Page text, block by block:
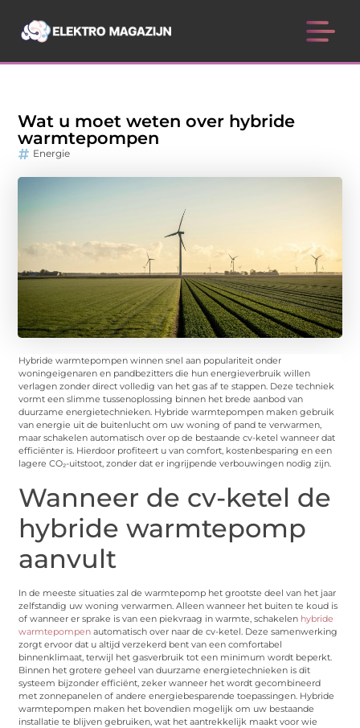
Wat u moet weten over hybride
warmtepompen
Energie
Hybride warmtepompen winnen snel aan populariteit onder
woningeigenaren en pandbezitters die hun energieverbruik willen
verlagen zonder direct volledig van het gas af te stappen. Deze techniek
vormt een slimme tussenoplossing binnen het brede aanbod van
duurzame energietechnieken. Hybride warmtepompen maken gebruik
van energie uit de buitenlucht om uw woning of pand te verwarmen,
maar schakelen automatisch over op de bestaande cv-ketel wanneer dat
efficiënter is. Hierdoor profiteert u van comfort, kostenbesparing en een
lagere CO₂-uitstoot, zonder dat er ingrijpende verbouwingen nodig zijn.
Wanneer de cv-ketel de
hybride warmtepomp
aanvult
In de meeste situaties zal de warmtepomp het grootste deel van het jaar
zelfstandig uw woning verwarmen. Alleen wanneer het buiten te koud is
of wanneer er sprake is van een piekvraag in warmte, schakelen hybride
warmtepompen automatisch over naar de cv-ketel. Deze samenwerking
zorgt ervoor dat u altijd verzekerd bent van een comfortabel
binnenklimaat, terwijl het gasverbruik tot een minimum wordt beperkt.
Binnen het grotere geheel van duurzame energietechnieken is dit
systeem bijzonder efficiënt, zeker wanneer het wordt gecombineerd
met zonnepanelen of andere energiebesparende toepassingen. Hybride
warmtepompen maken het bovendien mogelijk om uw bestaande
installatie te blijven gebruiken, wat het aantrekkelijk maakt voor wie